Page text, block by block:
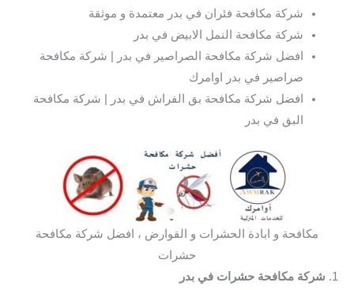
شركة مكافحة فئران في بدر معتمدة و موثقة
شركة مكافحة النمل الابيض في بدر
افضل شركة مكافحة الصراصير في بدر | شركة مكافحة
صراصير في بدر اوامرك
افضل شركة مكافحة بق الفراش في بدر | شركة مكافحة
البق في بدر
مكافحة و ابادة الحشرات و القوارض ، افضل شركة مكافحة
حشرات
1.
شركة مكافحة حشرات في بدر